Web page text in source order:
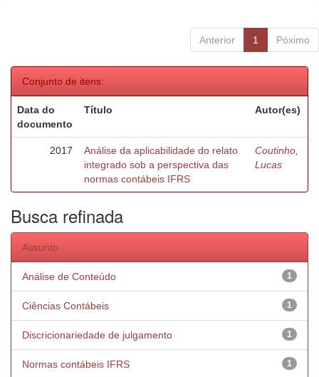
Anterior 1 Póximo
Conjunto de itens:
Data do
documento
Título Autor(es)
2017
Análise da aplicabilidade do relato
integrado sob a perspectiva das
normas contábeis IFRS
Coutinho,
Lucas
Busca refinada
Assunto
1
Análise de Conteúdo
1
Ciências Contábeis
1
Discricionariedade de julgamento
1
Normas contábeis IFRS